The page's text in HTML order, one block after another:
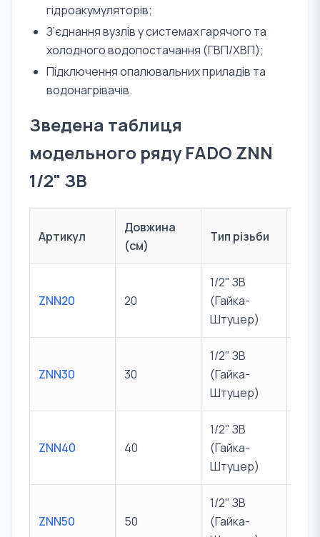
гідроакумуляторів;
З’єднання вузлів у системах гарячого та
холодного водопостачання (ГВП/ХВП);
Підключення опалювальних приладів та
водонагрівачів.
Зведена таблиця
модельного ряду FADO ZNN
1/2" ЗВ
Артикул
Довжина
(см)
Тип різьби
ZNN20 20
1/2" ЗВ
(Гайка-
Штуцер)
ZNN30 30
1/2" ЗВ
(Гайка-
Штуцер)
ZNN40 40
1/2" ЗВ
(Гайка-
Штуцер)
ZNN50 50
1/2" ЗВ
(Гайка-